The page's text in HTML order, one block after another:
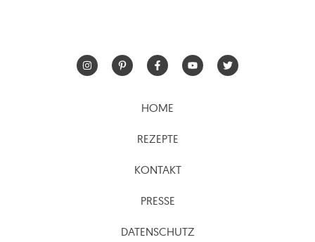
HOME
REZEPTE
KONTAKT
PRESSE
DATENSCHUTZ